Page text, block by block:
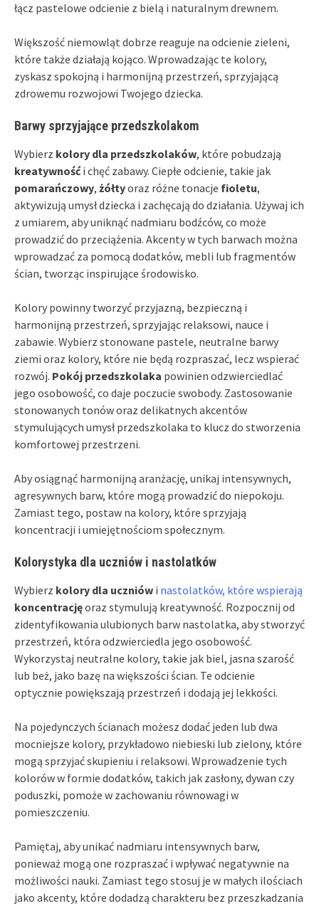
łącz pastelowe odcienie z bielą i naturalnym drewnem.
Większość niemowląt dobrze reaguje na odcienie zieleni,
które także działają kojąco. Wprowadzając te kolory,
zyskasz spokojną i harmonijną przestrzeń, sprzyjającą
zdrowemu rozwojowi Twojego dziecka.
Barwy sprzyjające przedszkolakom
Wybierz kolory dla przedszkolaków, które pobudzają
kreatywnośći chęć zabawy. Ciepłe odcienie, takie jak
pomarańczowy, żółtyoraz różne tonacje fioletu,
aktywizują umysł dziecka i zachęcają do działania. Używaj ich
z umiarem, aby uniknąć nadmiaru bodźców, co może
prowadzić do przeciążenia. Akcenty w tych barwach można
wprowadzać za pomocą dodatków, mebli lub fragmentów
ścian, tworząc inspirujące środowisko.
Kolory powinny tworzyć przyjazną, bezpieczną i
harmonijną przestrzeń, sprzyjając relaksowi, nauce i
zabawie. Wybierz stonowane pastele, neutralne barwy
ziemi oraz kolory, które nie będą rozpraszać, lecz wspierać
rozwój. Pokój przedszkolaka powinien odzwierciedlać
jego osobowość, co daje poczucie swobody. Zastosowanie
stonowanych tonów oraz delikatnych akcentów
stymulujących umysł przedszkolaka to klucz do stworzenia
komfortowej przestrzeni.
Aby osiągnąć harmonijną aranżację, unikaj intensywnych,
agresywnych barw, które mogą prowadzić do niepokoju.
Zamiast tego, postaw na kolory, które sprzyjają
koncentracji i umiejętnościom społecznym.
Kolorystyka dla uczniów i nastolatków
Wybierz kolory dla uczniów i nastolatków, które wspierają
koncentracjęoraz stymulują kreatywność. Rozpocznij od
zidentyfikowania ulubionych barw nastolatka, aby stworzyć
przestrzeń, która odzwierciedla jego osobowość.
Wykorzystaj neutralne kolory, takie jak biel, jasna szarość
lub beż, jako bazę na większości ścian. Te odcienie
optycznie powiększają przestrzeń i dodają jej lekkości.
Na pojedynczych ścianach możesz dodać jeden lub dwa
mocniejsze kolory, przykładowo niebieski lub zielony, które
mogą sprzyjać skupieniu i relaksowi. Wprowadzenie tych
kolorów w formie dodatków, takich jak zasłony, dywan czy
poduszki, pomoże w zachowaniu równowagi w
pomieszczeniu.
Pamiętaj, aby unikać nadmiaru intensywnych barw,
ponieważ mogą one rozpraszać i wpływać negatywnie na
możliwości nauki. Zamiast tego stosuj je w małych ilościach
jako akcenty, które dodadzą charakteru bez przeszkadzania